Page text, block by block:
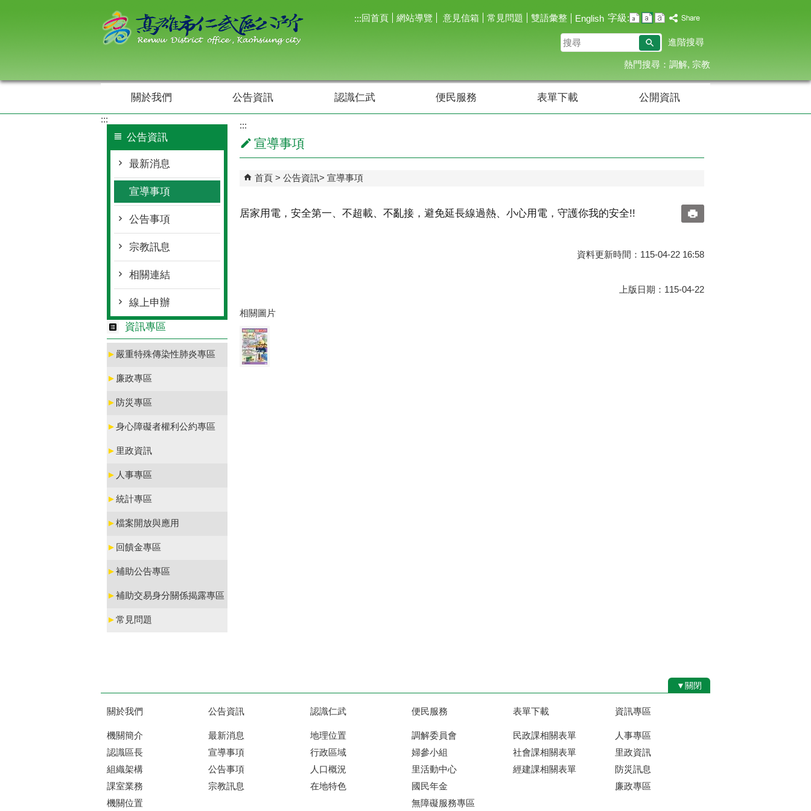
:::回首頁 網站導覽 意見信箱 常見問題 雙語彙整 English 字級:
搜
尋
進階搜尋
熱門搜尋： 調解 宗教
關於我們 公告資訊 認識仁武 便民服務 表單下載 公開資訊
:::
公告資訊
最新消息
宣導事項
公告事項
宗教訊息
相關連結
線上申辦
資訊專區
► 嚴重特殊傳染性肺炎專區
► 廉政專區
► 防災專區
►身心障礙者權利公約專區
► 里政資訊
► 人事專區
►統計專區
►檔案開放與應用
► 回饋金專區
►補助公告專區
►補助交易身分關係揭露專區
►常見問題
:::
宣導事項
首頁 公告資訊 宣導事項
居家用電，安全第一、不超載、不亂接，避免延長線過熱、小心用電，守護你我的安全!!
資料更新時間：115-04-22 16:58
上版日期：115-04-22
相關圖片
▼關閉
關於我們
機關簡介
認識區長
組織架構
課室業務
機關位置
公告資訊
最新消息
宣導事項
公告事項
宗教訊息
認識仁武
地理位置
行政區域
人口概況
在地特色
便民服務
調解委員會
婦參小組
里活動中心
國民年金
無障礙服務專區
表單下載
民政課相關表單
社會課相關表單
經建課相關表單
資訊專區
人事專區
里政資訊
防災訊息
廉政專區